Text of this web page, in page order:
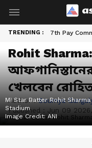
TRENDING : 7th Pay
Rohit
খেলবেন
Author :Soumya
Published : Jun 09
MI Star Batter Rohit
Stadium
Image Credit:ANI